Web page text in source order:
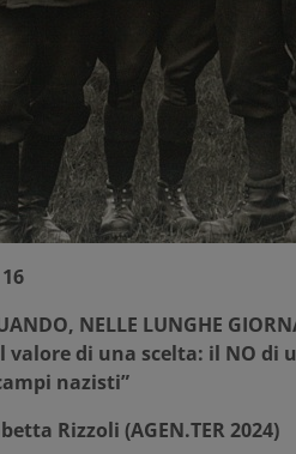
NELLE LUNGHE
valore di una scelta: il NO di
nazisti”
Rizzoli (AGEN.TER 2024)